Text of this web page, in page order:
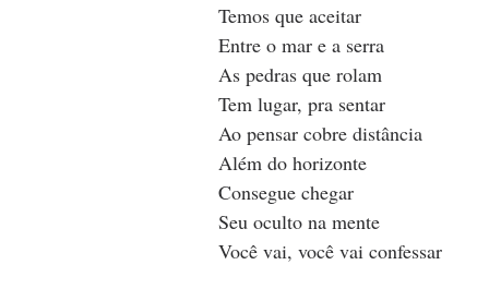
Temos que aceitar
Entre o mar e a serra
As pedras que rolam
Tem lugar, pra sentar
Ao pensar cobre distância
Além do horizonte
Consegue chegar
Seu oculto na mente
Você vai, você vai confessar